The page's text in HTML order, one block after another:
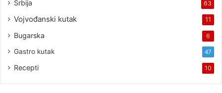
Srbija 63
Vojvođanski kutak 11
Bugarska 6
Gastro kutak 47
Recepti 10